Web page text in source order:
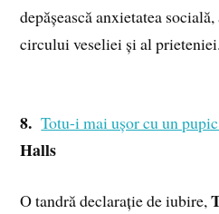
depășească anxietatea
circului veseliei și al prieteniei.
8.Totu-i mai ușor cu un
Halls
O tandră declarație de iubire,